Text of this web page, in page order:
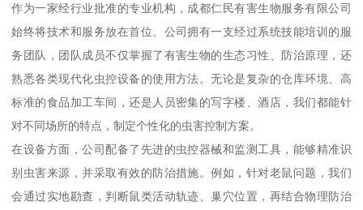
作为一家经行业批准的专业机构，成都仁民有害生物服务有限公司
始终将技术和服务放在首位。公司拥有一支经过系统技能培训的服
务团队，团队成员不仅掌握了有害生物的生态习性、防治原理，还
熟悉各类现代化虫控设备的使用方法。无论是复杂的仓库环境、高
标准的食品加工车间，还是人员密集的写字楼、酒店，我们都能针
对不同场所的特点，制定个性化的虫害控制方案。
在设备方面，公司配备了先进的虫控器械和监测工具，能够精准识
别虫害来源，并采取有效的防治措施。例如，针对老鼠问题，我们
会通过实地勘查，判断鼠类活动轨迹、巢穴位置，再结合物理防治